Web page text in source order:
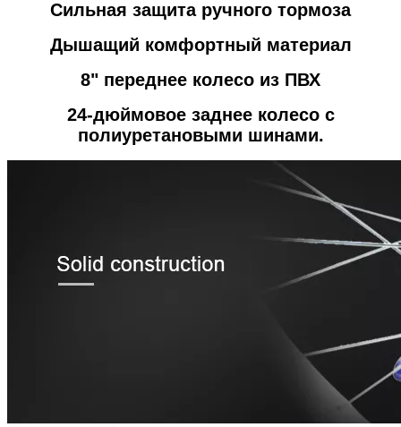
Сильная защита ручного тормоза
Дышащий комфортный материал
8" переднее колесо из ПВХ
24-дюймовое заднее колесо с
полиуретановыми шинами.